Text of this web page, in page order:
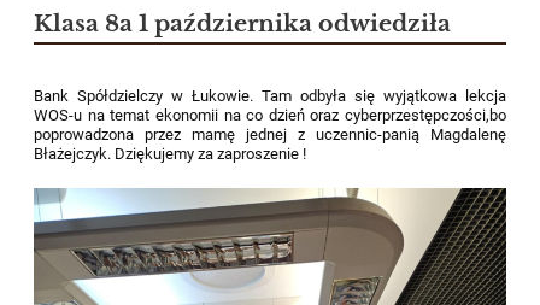
Klasa 8a 1 października odwiedziła
Bank Spółdzielczy w Łukowie. Tam odbyła się wyjątkowa lekcja
WOS-u na temat ekonomii na co dzień oraz cyberprzestępczości,bo
poprowadzona przez mamę jednej z uczennic-panią Magdalenę
Błażejczyk. Dziękujemy za zaproszenie !